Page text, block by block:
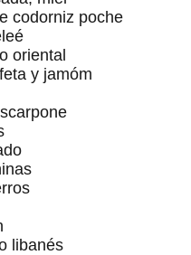
codorniz poche
oriental
y jamóm
libanés